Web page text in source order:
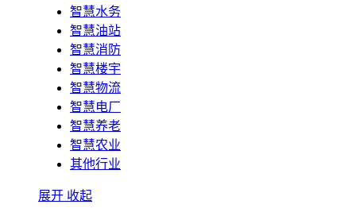
智慧水务
智慧油站
智慧消防
智慧楼宇
智慧物流
智慧电厂
智慧养老
智慧农业
其他行业
展开 收起